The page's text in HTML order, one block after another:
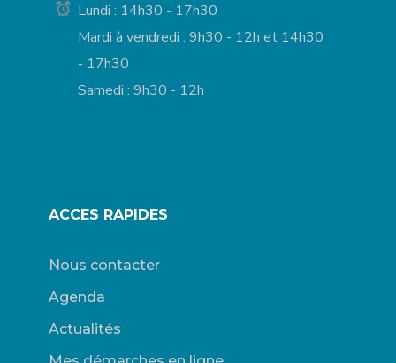
Lundi : 14h30 - 17h30
Mardi à vendredi : 9h30 - 12h et 14h30
- 17h30
Samedi : 9h30 - 12h
ACCES RAPIDES
Nous contacter
Agenda
Actualités